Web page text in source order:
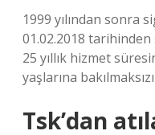
1999 yılından sonra
01.02.2018
25 yıllık hizmet
yaşlarına
Tsk’dan